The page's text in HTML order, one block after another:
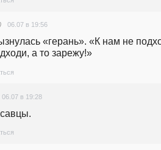
06.07 в 19:56
«герань». «К нам не
а то зарежу!»
06.07 в 19:28